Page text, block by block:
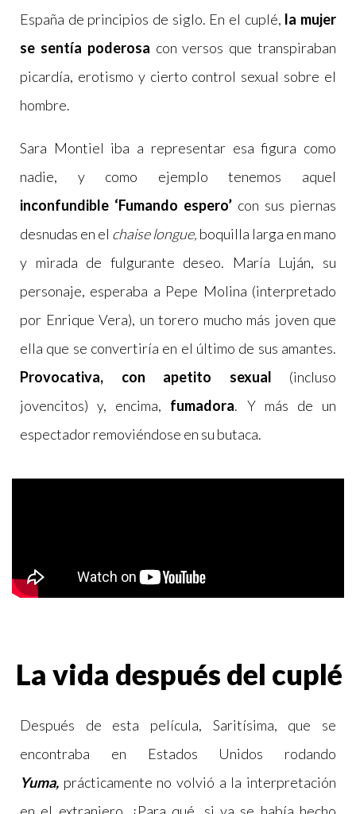
España de principios de siglo. En el cuplé, la mujer
se sentía poderosa con versos que transpiraban
picardía, erotismo y cierto control sexual sobre el
hombre.
Sara Montiel iba a representar esa figura como
nadie, y como ejemplo tenemos aquel
inconfundible ‘Fumando espero’ con sus piernas
desnudas en el chaise longue, boquilla larga en mano
y mirada de fulgurante deseo. María Luján, su
personaje, esperaba a Pepe Molina (interpretado
por Enrique Vera), un torero mucho más joven que
ella que se convertiría en el último de sus amantes.
Provocativa, con apetito sexual (incluso
jovencitos) y, encima, fumadora. Y más de un
espectador removiéndose en su butaca.
La vida después del cuplé
Después de esta película, Saritísima, que se
encontraba en Estados Unidos rodando
Yuma, prácticamente no volvió a la interpretación